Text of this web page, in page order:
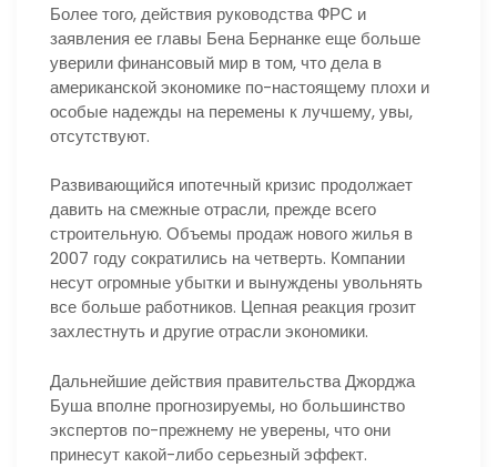
Более того, действия руководства ФРС и
заявления ее главы Бена Бернанке еще больше
уверили финансовый мир в том, что дела в
американской экономике по-настоящему плохи и
особые надежды на перемены к лучшему, увы,
отсутствуют.
Развивающийся ипотечный кризис продолжает
давить на смежные отрасли, прежде всего
строительную. Объемы продаж нового жилья в
2007 году сократились на четверть. Компании
несут огромные убытки и вынуждены увольнять
все больше работников. Цепная реакция грозит
захлестнуть и другие отрасли экономики.
Дальнейшие действия правительства Джорджа
Буша вполне прогнозируемы, но большинство
экспертов по-прежнему не уверены, что они
принесут какой-либо серьезный эффект.